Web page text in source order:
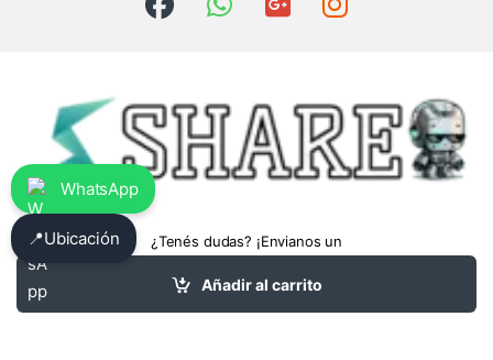
Añadir al carrito
¿Tenés dudas? ¡Envianos un
whatsapp!
3413475962
WhatsApp
📍Ubicación